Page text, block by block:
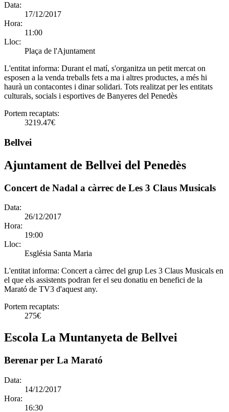
Data:
17/12/2017
Hora:
11:00
Lloc:
Plaça de l'Ajuntament
L'entitat informa: Durant el matí, s'organitza un petit mercat on
esposen a la venda treballs fets a ma i altres productes, a més hi
haurà un contacontes i dinar solidari. Tots realitzat per les entitats
culturals, socials i esportives de Banyeres del Penedès
Portem recaptats:
3219.47€
Bellvei
Ajuntament de Bellvei del Penedès
Concert de Nadal a càrrec de Les 3 Claus Musicals
Data:
26/12/2017
Hora:
19:00
Lloc:
Església Santa Maria
L'entitat informa: Concert a càrrec del grup Les 3 Claus Musicals en
el que els assistents podran fer el seu donatiu en benefici de la
Marató de TV3 d'aquest any.
Portem recaptats:
275€
Escola La Muntanyeta de Bellvei
Berenar per La Marató
Data:
14/12/2017
Hora:
16:30